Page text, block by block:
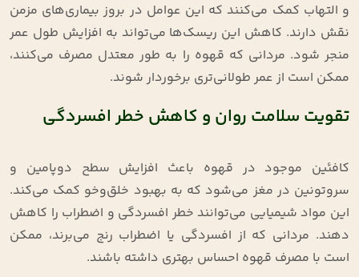
و التهاب کمک می‌کنند که این عوامل در بروز بیماری‌های مزمن
نقش دارند. کاهش این ریسک‌ها می‌تواند به افزایش طول عمر
منجر شود. مردانی که قهوه را به طور معتدل مصرف می‌کنند،
ممکن است از عمر طولانی‌تری برخوردار شوند.
تقویت سلامت روان و کاهش خطر افسردگی
کافئین موجود در قهوه باعث افزایش سطح دوپامین و
سروتونین در مغز می‌شود که به بهبود خلق‌وخو کمک می‌کند.
این مواد شیمیایی می‌توانند خطر افسردگی و اضطراب را کاهش
دهند. مردانی که از افسردگی یا اضطراب رنج می‌برند، ممکن
است با مصرف قهوه احساس بهتری داشته باشند.